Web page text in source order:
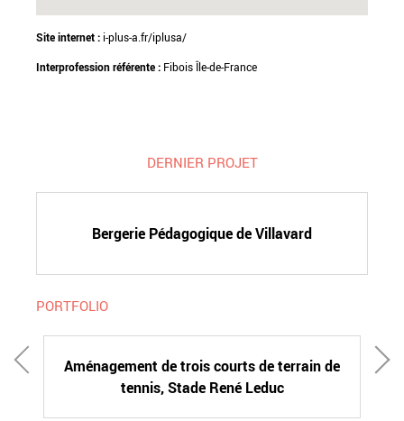
Site internet : i-plus-a.fr/iplusa/
Interprofession référente : Fibois Île-de-France
DERNIER PROJET
Bergerie Pédagogique de Villavard
PORTFOLIO
Aménagement de trois courts de terrain de
tennis, Stade René Leduc